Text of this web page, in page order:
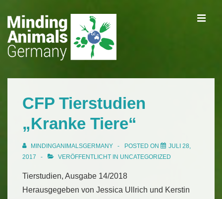
Zum
Inhalt
Main
Navigation
CFP Tierstudien
„Kranke Tiere“
MINDINGANIMALSGERMANY POSTED ON
JULI 28,
2017
VERÖFFENTLICHT IN UNCATEGORIZED
Tierstudien, Ausgabe 14/2018
Herausgegeben von Jessica Ullrich und Kerstin